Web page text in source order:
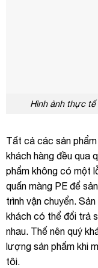
Hình ảnh thực
Tất cả các sản
khách hàng đều qua
phẩm không có một
quấn màng PE để
trình vận chuyển.
khách có thể đổi trả
nhau. Thế nên quý
lượng sản phẩm khi
tôi.